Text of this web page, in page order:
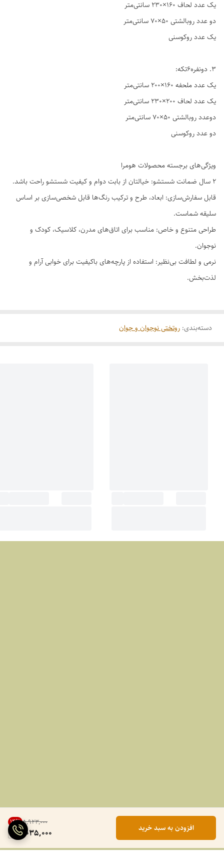
۵٬۹۲۳٬۰۰۰ 14%
5,035,000 افزودن به سبد خرید
یک عدد لحاف ۱۶۰×۲۳۰ سانتی‌متر
دو عدد روبالشتی ۵۰×۷۰ سانتی‌متر
یک عدد روکوسنی
3. دو‌نفره6تکه:
یک عدد ملحفه ۱۶۰×۲۰۰ سانتی‌متر
یک عدد لحاف ۲۰۰×۲۳۰ سانتی‌متر
دوعدد روبالشتی ۵۰×۷۰ سانتی‌متر
دو عدد روکوسنی
ویژگی‌های برجسته محصولات هومرا
۲ سال ضمانت شستشو: خیالتان از بابت دوام و کیفیت شستشو راحت باشد.
قابل سفارش‌سازی: ابعاد، طرح و ترکیب رنگ‌ها قابل شخصی‌سازی بر اساس
سلیقه شماست.
طراحی متنوع و خاص: مناسب برای اتاق‌های مدرن، کلاسیک، کودک و
نوجوان.
نرمی و لطافت بی‌نظیر: استفاده از پارچه‌های باکیفیت برای خوابی آرام و
لذت‌بخش.
دسته‌بندی: روتختی نوجوان و جوان